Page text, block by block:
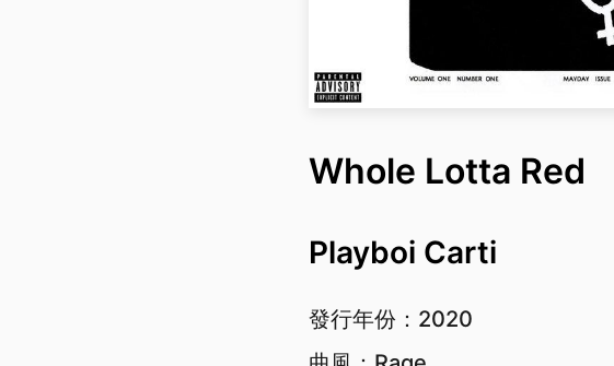
Whole Lotta Red
Playboi Carti
發行年份：2020